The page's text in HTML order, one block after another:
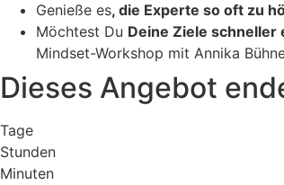
Genieße es, die Experte so oft zu
Möchtest Du Deine Ziele schneller
Mindset-Workshop mit Annika
Dieses Angebot
Tage
Stunden
Minuten